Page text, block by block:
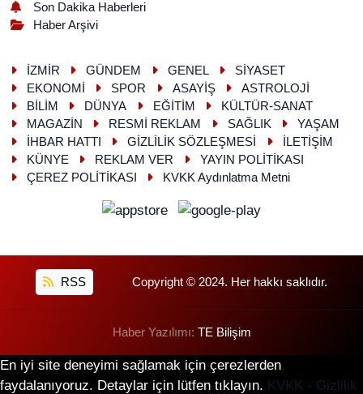
Son Dakika Haberleri
Haber Arşivi
İZMİR GÜNDEM GENEL
SİYASET
EKONOMİ
SPOR ASAYİŞ
ASTROLOJİ
BİLİM
DÜNYA EĞİTİM
KÜLTÜR-SANAT
MAGAZİN
RESMİ REKLAM SAĞLIK
YAŞAM
İHBAR HATTI
GİZLİLİK SÖZLEŞMESİ
İLETİŞİM
KÜNYE
REKLAM VER
YAYIN POLİTİKASI
ÇEREZ POLİTİKASI
KVKK Aydınlatma Metni
RSS Copyright © 2024. Her hakkı saklıdır.
Haber Yazılımı: TE Bilişim
En iyi site deneyimi sağlamak için çerezlerden
faydalanıyoruz. Detaylar için lütfen tıklayın. KVKK - Gizlilik